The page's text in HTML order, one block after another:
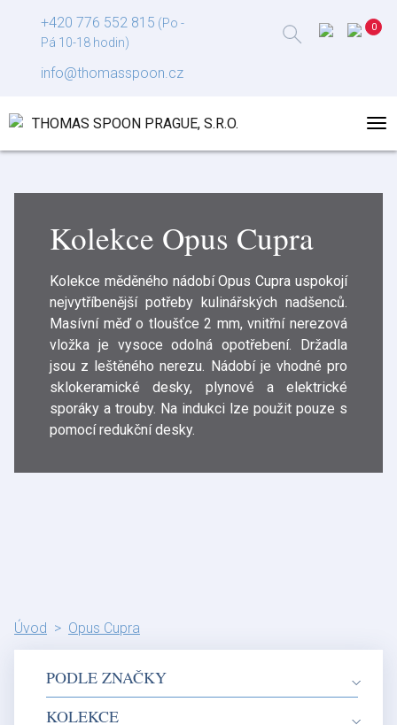
+420 776 552 815 (Po -
Pá 10-18 hodin)
info@thomasspoon.cz
Kolekce Opus Cupra
Kolekce měděného nádobí Opus Cupra uspokojí
nejvytříbenější potřeby kulinářských nadšenců.
Masívní měď o tloušťce 2 mm, vnitřní nerezová
vložka je vysoce odolná opotřebení. Držadla
jsou z leštěného nerezu. Nádobí je vhodné pro
sklokeramické desky, plynové a elektrické
sporáky a trouby. Na indukci lze použit pouze s
pomocí redukční desky.
Úvod Opus Cupra
PODLE ZNAČKY
KOLEKCE